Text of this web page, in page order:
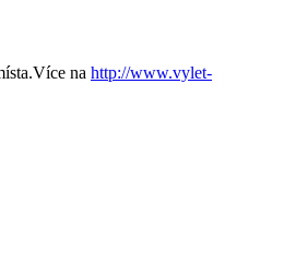
na http://www.vylet-